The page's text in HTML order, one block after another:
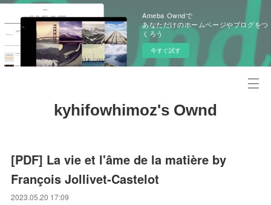
Ameba Owndで
あなただけのホームページやブログをつ
くろう
今すぐ試す
kyhifowhimoz's Ownd
[PDF] La vie et l'âme de la matière by
François Jollivet-Castelot
2023.05.20 17:09